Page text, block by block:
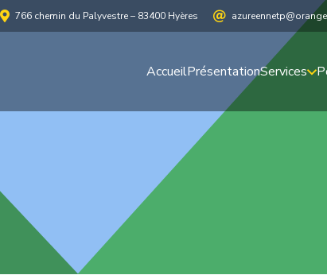
766 chemin du Palyvestre – 83400 Hyères
AccueilPrésentationServices